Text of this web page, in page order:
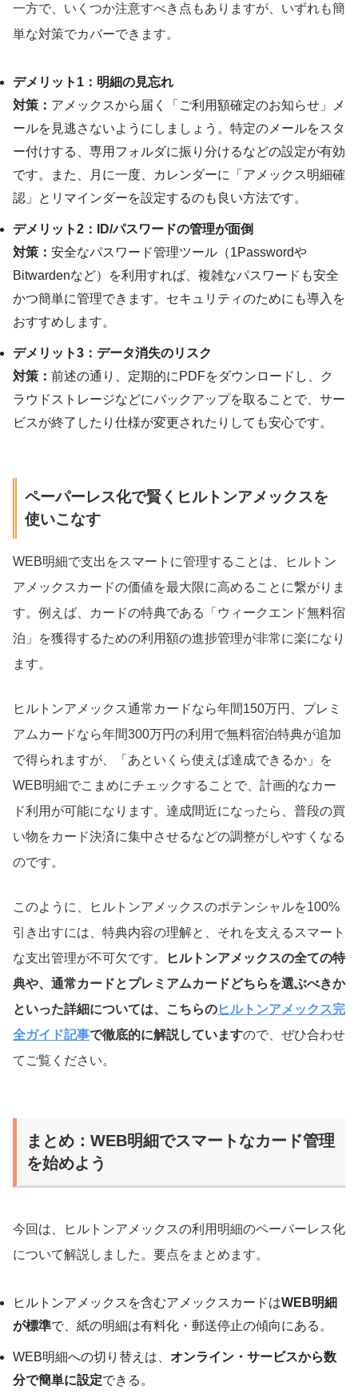
一方で、いくつか注意すべき点もありますが、いずれも簡
単な対策でカバーできます。
デメリット1：明細の見忘れ
対策： アメックスから届く「ご利用額確定のお知らせ」メ
ールを見逃さないようにしましょう。特定のメールをスタ
ー付けする、専用フォルダに振り分けるなどの設定が有効
です。また、月に一度、カレンダーに「アメックス明細確
認」とリマインダーを設定するのも良い方法です。
デメリット2：ID/パスワードの管理が面倒
対策： 安全なパスワード管理ツール（1Passwordや
Bitwardenなど）を利用すれば、複雑なパスワードも安全
かつ簡単に管理できます。セキュリティのためにも導入を
おすすめします。
デメリット3：データ消失のリスク
対策： 前述の通り、定期的にPDFをダウンロードし、ク
ラウドストレージなどにバックアップを取ることで、サー
ビスが終了したり仕様が変更されたりしても安心です。
ペーパーレス化で賢くヒルトンアメックスを
使いこなす
WEB明細で支出をスマートに管理することは、ヒルトン
アメックスカードの価値を最大限に高めることに繋がりま
す。例えば、カードの特典である「ウィークエンド無料宿
泊」を獲得するための利用額の進捗管理が非常に楽になり
ます。
ヒルトンアメックス通常カードなら年間150万円、プレミ
アムカードなら年間300万円の利用で無料宿泊特典が追加
で得られますが、「あといくら使えば達成できるか」を
WEB明細でこまめにチェックすることで、計画的なカー
ド利用が可能になります。達成間近になったら、普段の買
い物をカード決済に集中させるなどの調整がしやすくなる
のです。
このように、ヒルトンアメックスのポテンシャルを100%
引き出すには、特典内容の理解と、それを支えるスマート
な支出管理が不可欠です。
ヒルトンアメックスの全ての特
典や、通常カードとプレミアムカードどちらを選ぶべきか
といった詳細については、こちらのヒルトンアメックス完
全ガイド記事で徹底的に解説していますので、ぜひ合わせ
てご覧ください。
まとめ：WEB明細でスマートなカード管理
を始めよう
今回は、ヒルトンアメックスの利用明細のペーパーレス化
について解説しました。要点をまとめます。
ヒルトンアメックスを含むアメックスカードはWEB明細
が標準で、紙の明細は有料化・郵送停止の傾向にある。
WEB明細への切り替えは、 オンライン・サービスから数
分で簡単に設定できる。